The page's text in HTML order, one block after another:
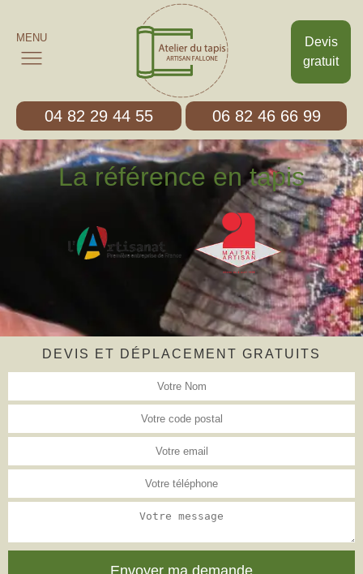
Devis
gratuit
MENU
04 82 29 44 55 06 82 46 66 99
La référence en tapis
DEVIS ET DÉPLACEMENT GRATUITS